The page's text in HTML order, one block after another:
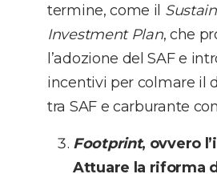
termine, come il
Investment Plan, che
l’adozione del SAF e
incentivi per colmare il
tra SAF e carburante
Footprint, ovvero
Attuare la riforma